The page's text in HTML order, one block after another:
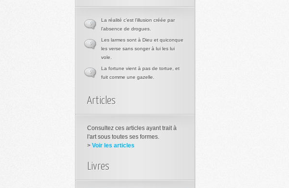
La réalité c’est l’illusion créée par
l’absence de drogues.
0
Les larmes sont à Dieu et quiconque
les verse sans songer à lui les lui
vole.
0
La fortune vient à pas de tortue, et
fuit comme une gazelle.
0
Articles
Consultez ces articles ayant trait à
l'art sous toutes ses formes.
> Voir les articles
Livres